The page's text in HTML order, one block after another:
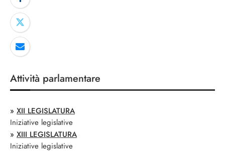
Attività parlamentare
» XII LEGISLATURA
Iniziative legislative
» XIII LEGISLATURA
Iniziative legislative